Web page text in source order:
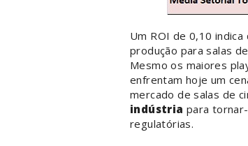
Um ROI de 0,10
produção para salas
Mesmo os maiores
enfrentam hoje um
mercado de salas de
indústria para
regulatórias.